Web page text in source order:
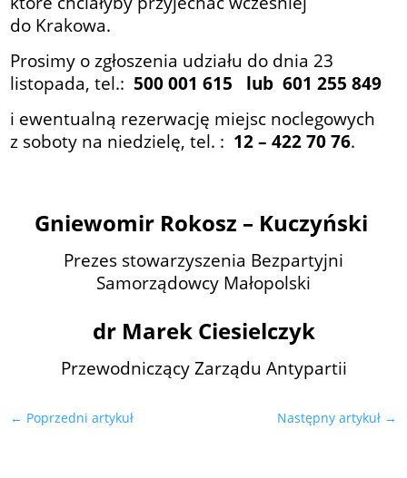
do Krakowa.
Prosimy o zgłoszenia udziału do dnia 23
listopada, tel.: 500 001 615 lub 601 255 849
i ewentualną rezerwację miejsc noclegowych
z soboty na niedzielę, tel. : 12 – 422 70 76.
Gniewomir Rokosz – Kuczyński
Prezes stowarzyszenia Bezpartyjni
Samorządowcy Małopolski
dr Marek Ciesielczyk
Przewodniczący Zarządu Antypartii
← Poprzedni artykuł Następny artykuł→